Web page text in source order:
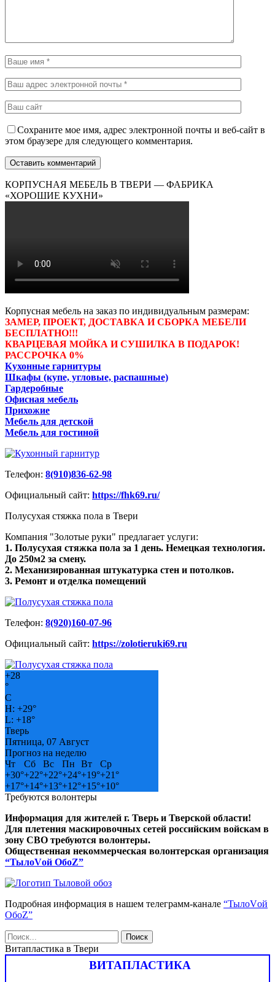
Сохраните мое имя, адрес электронной почты и веб-сайт в
этом браузере для следующего комментария.
КОРПУСНАЯ МЕБЕЛЬ В ТВЕРИ — ФАБРИКА
«ХОРОШИЕ КУХНИ»
Корпусная мебель на заказ по индивидуальным размерам:
ЗАМЕР, ПРОЕКТ, ДОСТАВКА И СБОРКА МЕБЕЛИ
БЕСПЛАТНО!!!
КВАРЦЕВАЯ МОЙКА И СУШИЛКА В ПОДАРОК!
РАССРОЧКА 0%
Кухонные гарнитуры
Шкафы (купе, угловые, распашные)
Гардеробные
Офисная мебель
Прихожие
Мебель для детской
Мебель для гостиной
Телефон: 8(910)836-62-98
Официальный сайт: https://fhk69.ru/
Полусухая стяжка пола в Твери
Компания "Золотые руки" предлагает услуги:
1. Полусухая стяжка пола за 1 день. Немецкая технология.
До 250м2 за смену.
2. Механизированная штукатурка стен и потолков.
3. Ремонт и отделка помещений
Телефон: 8(920)160-07-96
Официальный сайт: https://zolotieruki69.ru
+28
°
C
H: +29°
L: +18°
Тверь
Пятница, 07 Август
Прогноз на неделю
Чт
Сб Вс Пн Вт
Ср
+30°+22°+22°+24°+19°+21°
+17°+14°+13°+12°+15°+10°
Требуются волонтеры
Информация для жителей г. Тверь и Тверской области!
Для плетения маскировочных сетей российским войскам в
зону СВО требуются волонтеры.
Общественная некоммерческая волонтерская организация
“ТылоVой ОбоZ”
Подробная информация в нашем телеграмм-канале “ТылоVой
ОбоZ”
Витапластика в Твери
ВИТАПЛАСТИКА